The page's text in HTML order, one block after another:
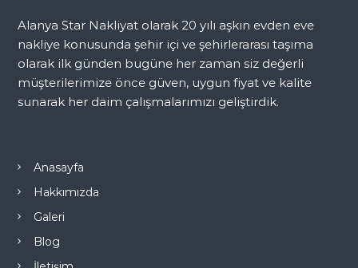
Alanya Star Nakliyat olarak 20 yılı aşkın evden eve
nakliye konusunda şehir içi ve şehirlerarası taşıma
olarak ilk günden bugüne her zaman siz değerli
müşterilerimize önce güven, uygun fiyat ve kalite
sunarak her daim çalışmalarımızı geliştirdik.
Anasayfa
Hakkımızda
Galeri
Blog